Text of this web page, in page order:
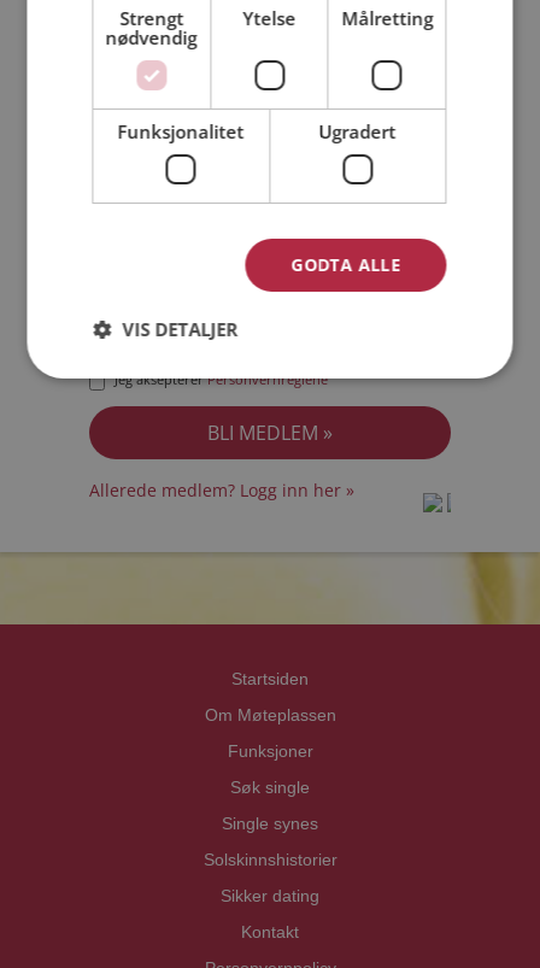
Jeg er en:
Jeg akseptererPersonvernreglene
Allerede medlem? Logg inn her »
Startsiden
Om Møteplassen
Funksjoner
Søk single
Single synes
Solskinnshistorier
Sikker dating
Kontakt
Strengt
nødvendig
Ytelse Målretting
Funksjonalitet Ugradert
GODTA ALLE
VIS DETALJER